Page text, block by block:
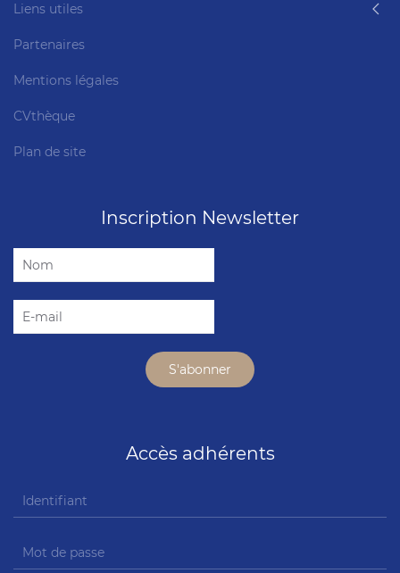
Liens utiles
Partenaires
Mentions légales
CVthèque
Plan de site
Inscription Newsletter
Accès adhérents